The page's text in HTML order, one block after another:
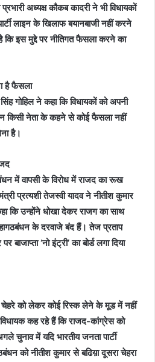
अध्यक्ष कौकब कादरी ने भी विधायकों
लाइन के खिलाफ बयानबाजी नहीं करने
कि इस मुद्दे पर नीतिगत फैसला करने का
है फैसला
गोहिल ने कहा कि विधायकों को अपनी
किसी नेता के कहने से कोई फैसला नहीं
है।
में वापसी के विरोध में राजद का रूख
प्रत्‍यशी तेजस्‍वी यादव ने नीतीश कुमार
कि उन्‍होंने धोखा देकर राजग का साथ
के दरवाजे बंद हैं। तेज प्रताप
‘नो इंट्री’ का बोर्ड लगा दिया
चेहरे को लेकर कोई रिस्‍क लेने के मूड में नहीं
कह रहे हैं कि राजद-कांग्रेस को
चुनाव में यदि भारतीय जनता पार्टी
को नीतीश कुमार से बढिय़ा दूसरा चेहरा